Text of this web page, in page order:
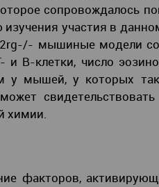
сопровождалось
изучения участия в
мышиные модели
В-клетки, число
мышей, у которых
химии.
факторов,